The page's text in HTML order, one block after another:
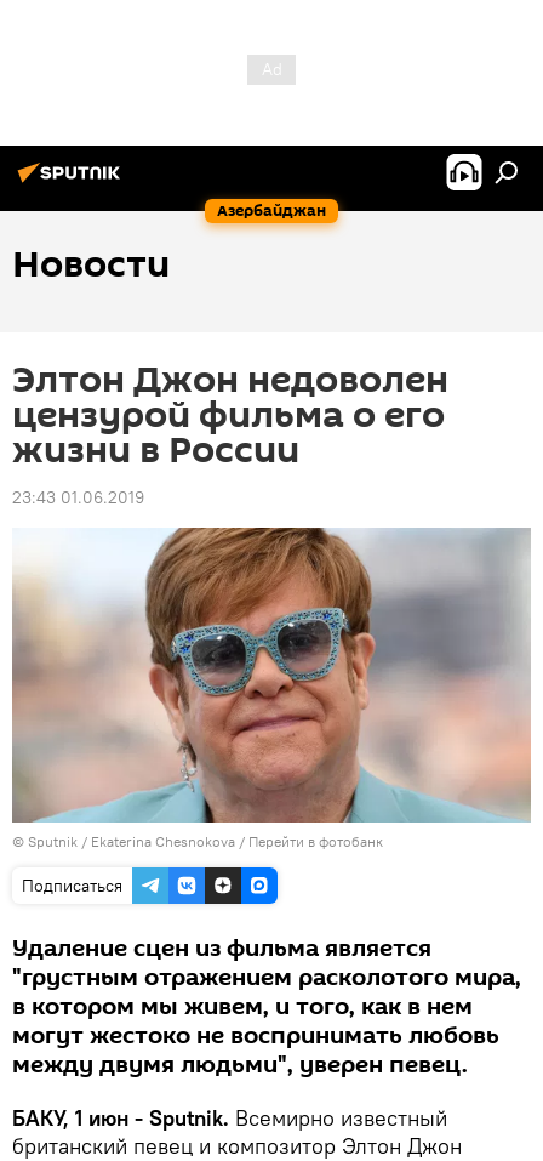
Азербайджан
Новости
Элтон Джон недоволен
цензурой фильма о его
жизни в России
23:43 01.06.2019
© Sputnik / Ekaterina Chesnokova / Перейти в фотобанк
Подписаться
Удаление сцен из фильма является
"грустным отражением расколотого мира,
в котором мы живем, и того, как в нем
могут жестоко не воспринимать любовь
между двумя людьми", уверен певец.
БАКУ, 1 июн - Sputnik. Всемирно известный
британский певец и композитор Элтон Джон